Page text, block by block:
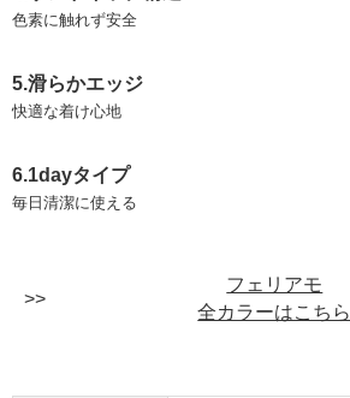
色素に触れず安全
5.滑らかエッジ
快適な着け心地
6.1dayタイプ
毎日清潔に使える
フェリアモ
全カラーはこちら